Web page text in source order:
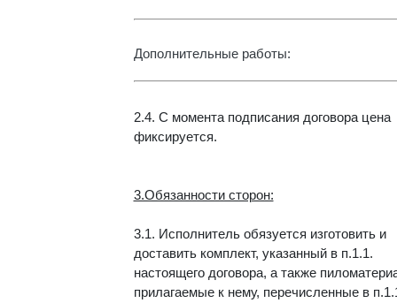
Дополнительные работы:
2.4. С момента подписания договора цена
фиксируется.
3.Обязанности сторон:
3.1. Исполнитель обязуется изготовить и
доставить комплект, указанный в п.1.1.
настоящего договора, а также
прилагаемые к нему, перечисленные в